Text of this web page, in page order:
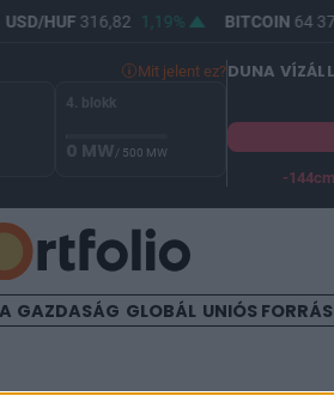
USD/HUF 316,82 1,19% BITCOIN64
Mit jelent ez?
4. blokk
0 MW/ 500 MW
DUNA
-144cm
GAZDASÁG GLOBÁL UNIÓS